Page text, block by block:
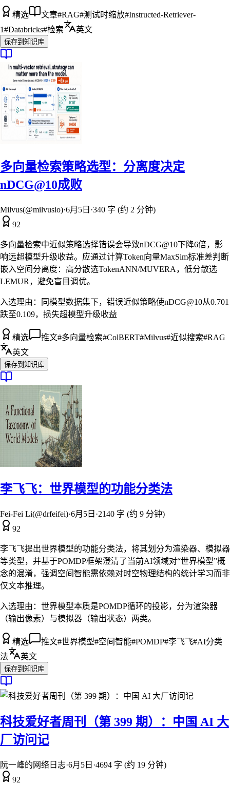
精选 文章#RAG#测试时缩放#Instructed-Retriever-
1#Databricks#检索 英文
保存到知识库
多向量检索策略选型：分离度决定
nDCG@10成败
Milvus(@milvusio)·6月5日 ·340 字 (约 2 分钟)
92
多向量检索中近似策略选择错误会导致nDCG@10下降6倍，影
响远超模型升级收益。应通过计算Token向量MaxSim标准差判断
嵌入空间分离度：高分散选TokenANN/MUVERA，低分散选
LEMUR，避免盲目调优。
入选理由：
同模型数据集下，错误近似策略使nDCG@10从0.701
跌至0.109，损失超模型升级收益
精选 推文#多向量检索#ColBERT#Milvus#近似搜索#RAG
英文
保存到知识库
李飞飞：世界模型的功能分类法
Fei-Fei Li(@drfeifei)·6月5日 ·2140 字 (约 9 分钟)
92
李飞飞提出世界模型的功能分类法，将其划分为渲染器、模拟器
等类型，并基于POMDP框架澄清了当前AI领域对“世界模型”概
念的混淆，强调空间智能需依赖对时空物理结构的统计学习而非
仅文本推理。
入选理由： 世界模型本质是POMDP循环的投影，分为渲染器
（输出像素）与模拟器（输出状态）两类。
精选 推文#世界模型#空间智能#POMDP#李飞飞#AI分类
法
英文
保存到知识库
科技爱好者周刊（第 399 期）：中国 AI 大
厂访问记
阮一峰的网络日志·6月5日 ·4694 字 (约 19 分钟)
92